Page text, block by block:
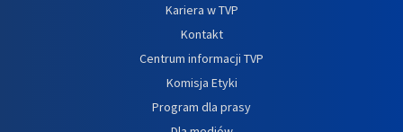
Kariera w TVP
Kontakt
Centrum informacji TVP
Komisja Etyki
Program dla prasy